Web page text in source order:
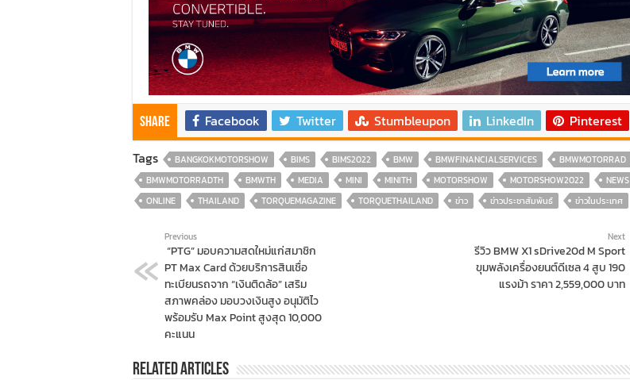
Share Facebook Twitter Stumbleupon LinkedIn
Pinterest
Tags
BANGKOKMOTORSHOW BIMS BIMS2022 BMW BMWFINANCIALSERVICES
BMWMOTORRAD
BMWMOTORRADTH
BMWTH MEDIA MINI MINITH MOTORSHOW MOTORSHOW2022
NEWS
ONLINE
THAILAND TORQUEMAGAZINE TORQUETHAILAND ข่าว ข่าวประชาสัมพันธ์ ข่าวในประเทศ
Previous
“PTG” มอบความสดใหม่แก่สมาชิก
PT Max Card ด้วยบริการสินเชื่อ
ทะเบียนรถจาก “เงินติดล้อ” เสริม
สภาพคล่อง มอบวงเงินสูง อนุมัติไว
พร้อมรับ Max Point สูงสุด 10,000
คะแนน
Next
รีวิว BMW X1 sDrive20d M Sport
ขุมพลังเครื่องยนต์ดีเซล 4 สูบ 190
แรงม้า ราคา 2,559,000 บาท
Related Articles